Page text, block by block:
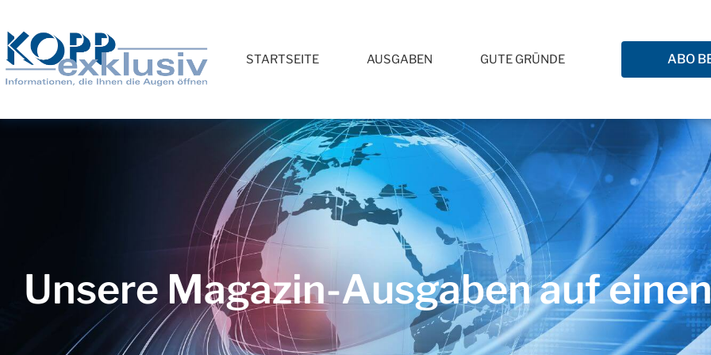
STARTSEITE AUSGABEN GUTE GRÜNDE ABO
Unsere Magazin-Ausgaben auf